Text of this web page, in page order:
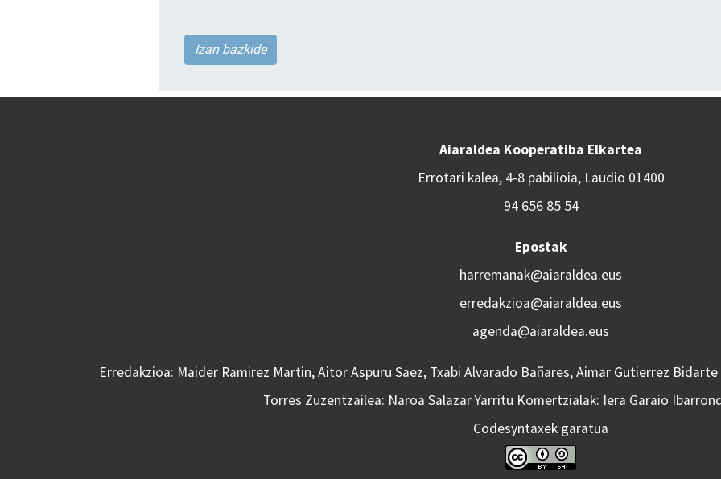
Izan bazkide
Aiaraldea Kooperatiba Elkartea
Errotari kalea, 4-8 pabilioia, Laudio 01400
94 656 85 54
Epostak
harremanak@aiaraldea.eus
erredakzioa@aiaraldea.eus
agenda@aiaraldea.eus
Erredakzioa: Maider Ramirez Martin, Aitor Aspuru Saez, Txabi Alvarado Bañares, Aimar Gutierrez
Torres Zuzentzailea: Naroa Salazar Yarritu Komertzialak: Iera Garaio
Codesyntaxek garatua